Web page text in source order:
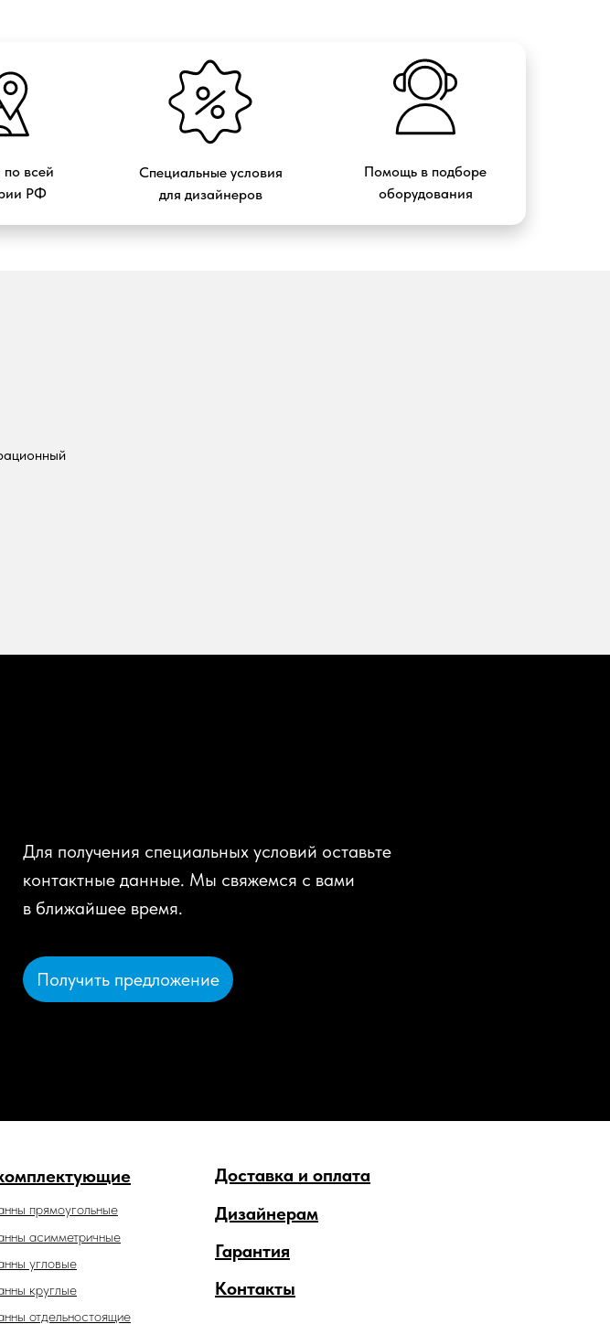
всей
РФ
Специальные условия
для дизайнеров
Помощь в подборе
оборудования
Для получения специальных условий оставьте
контактные данные. Мы свяжемся с вами
в ближайшее время.
Получить предложение
прямоугольные Дизайнерам
Доставка и оплата
Гарантия
Контакты
отдельностоящие
асимметричные
угловые
круглые